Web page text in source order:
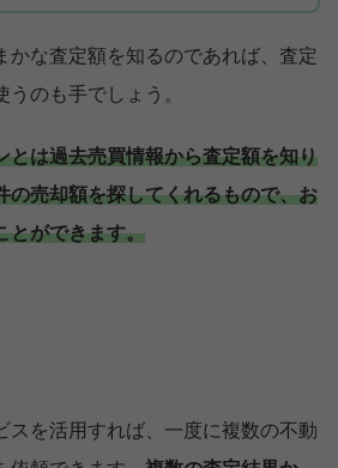
かな査定額を知るのであれば、査定
うのも手でしょう。
とは過去売買情報から査定額を知り
の売却額を探してくれるもので、お
とができます。
スを活用すれば、一度に複数の不動